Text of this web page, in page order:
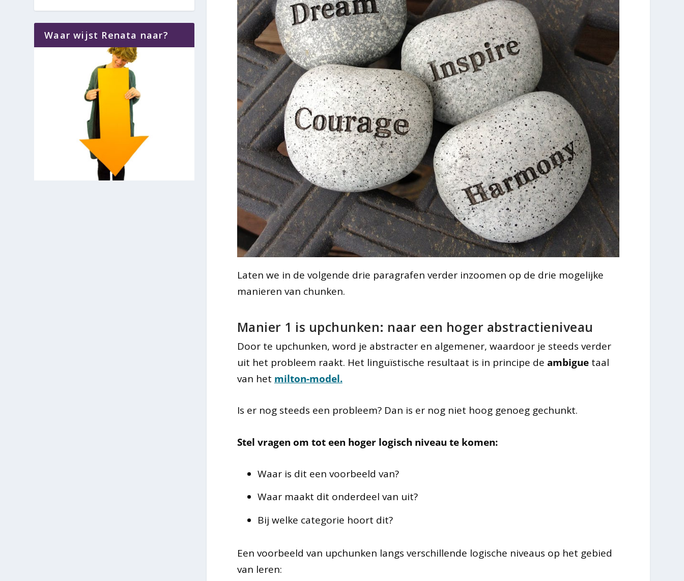
Laten we in de volgende drie paragrafen verder inzoomen op de drie mogelijke
manieren van chunken.
Manier 1 is upchunken: naar een hoger abstractieniveau
Door te upchunken, word je abstracter en algemener, waardoor je steeds verder
uit het probleem raakt. Het linguïstische resultaat is in principe de ambiguetaal
van het milton-model.
Is er nog steeds een probleem? Dan is er nog niet hoog genoeg gechunkt.
Stel vragen om tot een hoger logisch niveau te komen:
Waar is dit een voorbeeld van?
Waar maakt dit onderdeel van uit?
Bij welke categorie hoort dit?
Een voorbeeld van upchunken langs verschillende logische niveaus op het gebied
van leren:
Waar wijst Renata naar?